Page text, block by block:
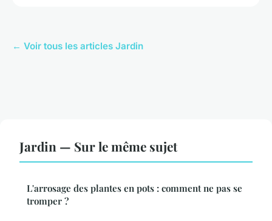
← Voir tous les articles Jardin
Jardin — Sur le même sujet
L'arrosage des plantes en pots : comment ne pas se
tromper ?